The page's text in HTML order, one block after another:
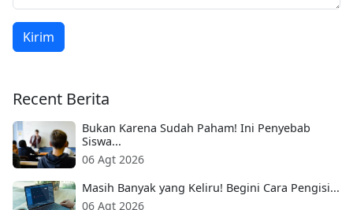
Kirim
Recent Berita
Bukan Karena Sudah Paham! Ini Penyebab
Siswa...
06 Agt 2026
Masih Banyak yang Keliru! Begini Cara Pengisi...
06 Agt 2026